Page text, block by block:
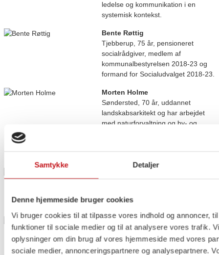
Samtykke Detaljer
Denne hjemmeside bruger cookies
Vi bruger cookies til at tilpasse vores indhold og annoncer,
funktioner til sociale medier og til at analysere vores trafik.
oplysninger om din brug af vores hjemmeside med vores
sociale medier, annonceringspartnere og analysepartnere.
ledelse og kommunikation i en
systemisk kontekst.
Bente Røttig
Tjebberup, 75 år, pensioneret
socialrådgiver, medlem af
kommunalbestyrelsen 2018-23 og
formand for Socialudvalget 2018-23.
Morten Holme
Søndersted, 70 år, uddannet
landskabsarkitekt og har arbejdet
med naturforvaltning og by- og
medarbejder.
Anna Theodora Pihl Brandt
Vipperød, 24 år, HF-studerende og
aktiv i SFU.